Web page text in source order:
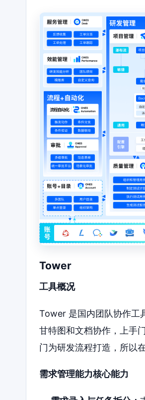
Tower
工具概况
Tower 是国内团队协作工
甘特图和文档协作，上手
门为研发流程打造，所以
需求管理能力核心能力